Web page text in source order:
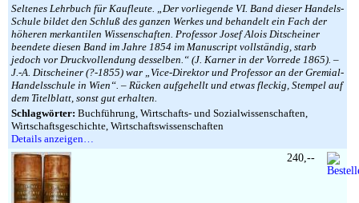
Seltenes Lehrbuch für Kaufleute. „Der vorliegende VI. Band dieser Handels-
Schule bildet den Schluß des ganzen Werkes und behandelt ein Fach der
höheren merkantilen Wissenschaften. Professor Josef Alois Ditscheiner
beendete diesen Band im Jahre 1854 im Manuscript vollständig, starb
jedoch vor Druckvollendung desselben.“ (J. Karner in der Vorrede 1865). –
J.-A. Ditscheiner (?-1855) war „Vice-Direktor und Professor an der Gremial-
Handelsschule in Wien“. – Rücken aufgehellt und etwas fleckig, Stempel auf
dem Titelblatt, sonst gut erhalten.
Schlagwörter: Buchführung, Wirtschafts- und Sozialwissenschaften,
Wirtschaftsgeschichte, Wirtschaftswissenschaften
Details anzeigen…
240,--